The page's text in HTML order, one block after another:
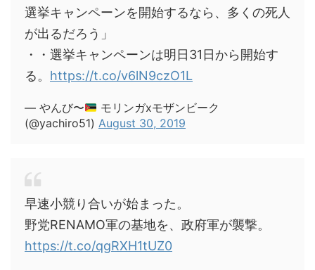
選挙キャンペーンを開始するなら、多くの死人
が出るだろう」
・・選挙キャンペーンは明日31日から開始す
る。 https://t.co/v6lN9czO1L
— やんび〜
モリンガxモザンビーク
(@yachiro51) August 30, 2019
早速小競り合いが始まった。
野党RENAMO軍の基地を、政府軍が襲撃。
https://t.co/qgRXH1tUZ0